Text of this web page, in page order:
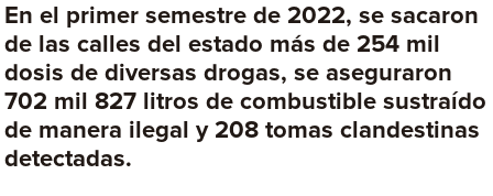
En el primer semestre de 2022, se sacaron
de las calles del estado más de 254 mil
dosis de diversas drogas, se aseguraron
702 mil 827 litros de combustible sustraído
de manera ilegal y 208 tomas clandestinas
detectadas.